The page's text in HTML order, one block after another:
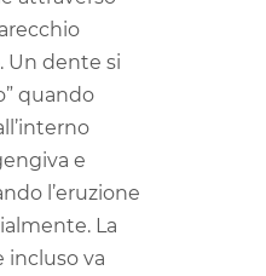
Un dente si
quando
e
l’eruzione
La
incluso va